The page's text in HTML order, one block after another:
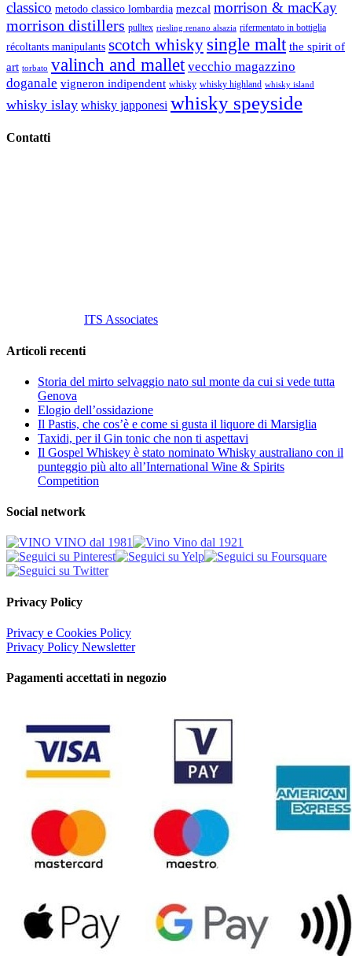
classico metodo classico lombardia mezcal morrison & macKay
morrison distillers pulltex riesling renano alsazia rifermentato in bottiglia
récoltants manipulants scotch whisky single malt the spirit of
art torbato valinch and mallet vecchio magazzino
doganale vigneron indipendent whisky whisky highland whisky island
whisky islay whisky japponesi whisky speyside
Contatti
ITS Associates
Articoli recenti
Storia del mirto selvaggio nato sul monte da cui si vede tutta
Genova
Elogio dell’ossidazione
Il Pastis, che cos’è e come si gusta il liquore di Marsiglia
Taxidi, per il Gin tonic che non ti aspettavi
Il Gospel Whiskey è stato nominato Whisky australiano con il
punteggio più alto all’International Wine & Spirits
Competition
Social network
Privacy Policy
Privacy e Cookies Policy
Privacy Policy Newsletter
Pagamenti accettati in negozio